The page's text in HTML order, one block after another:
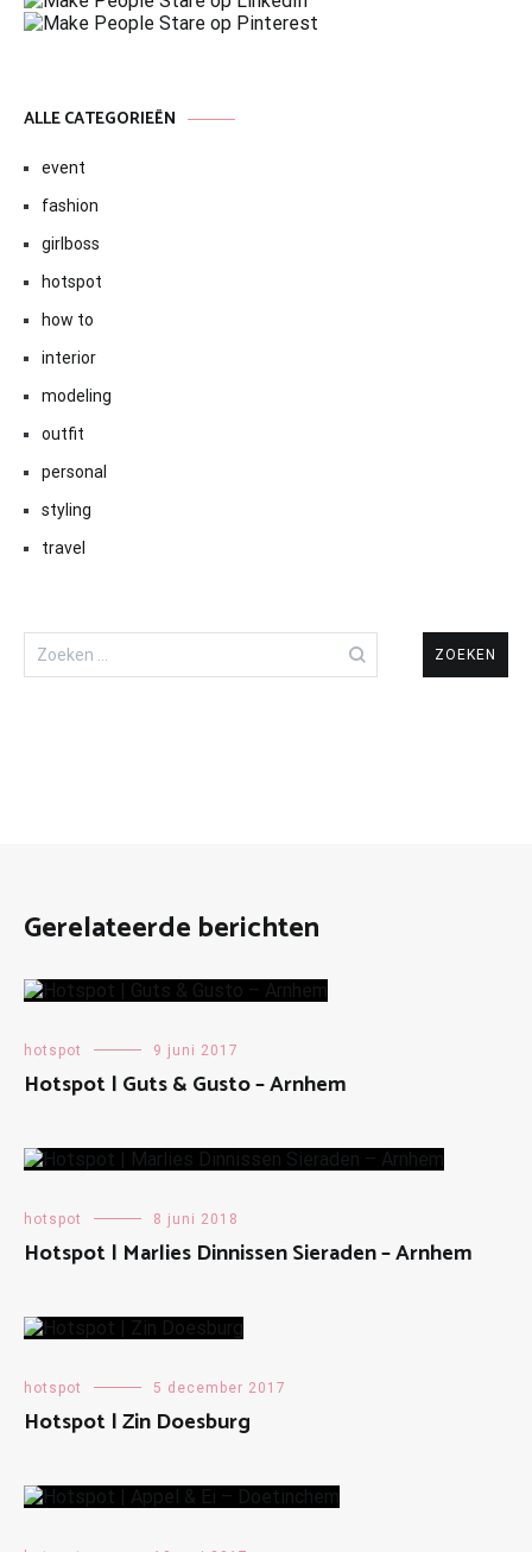
ALLE CATEGORIEËN
event
fashion
girlboss
hotspot
how to
interior
modeling
outfit
personal
styling
travel
Zoeken
naar:
Gerelateerde berichten
hotspot 9 juni 2017
Hotspot | Guts & Gusto – Arnhem
hotspot 8 juni 2018
Hotspot | Marlies Dinnissen Sieraden – Arnhem
hotspot 5 december 2017
Hotspot | Zin Doesburg